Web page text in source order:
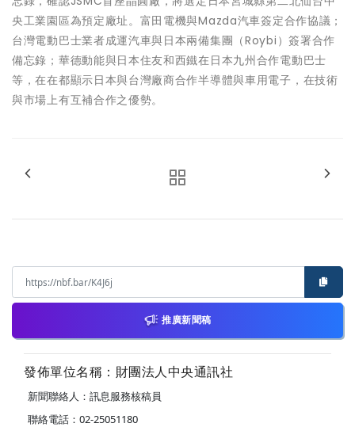
央工業園區為預定廠址。富田電機與Mazda汽車簽定合作協議；
台灣電動巴士業者成運汽車與日本兩備集團（Roybi）簽署合作
備忘錄；華德動能與日本住友和西鐵在日本九州合作電動巴士
等，在在都顯示日本與台灣廠商合作半導體與車用電子，在技術
與市場上有互補合作之優勢。
推廣新聞稿
發佈單位名稱：財團法人中央通訊社
新聞聯絡人：訊息服務核稿員
聯絡電話：02-25051180